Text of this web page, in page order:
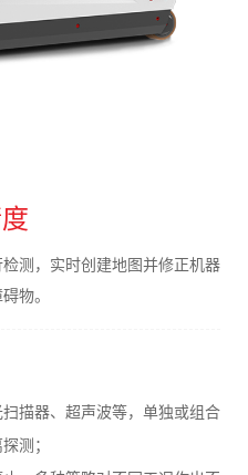
测，实时创建地图并修正机器
物。
描器、超声波等，单独或组合
测；